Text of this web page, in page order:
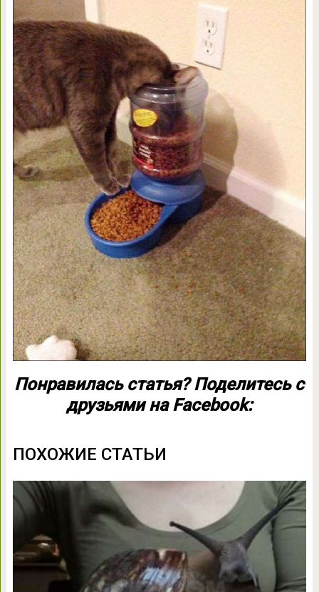
Понравилась статья? Поделитесь с
друзьями на Facebook:
ПОХОЖИЕ СТАТЬИ